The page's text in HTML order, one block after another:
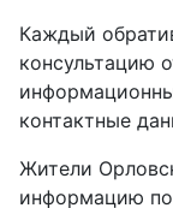
Каждый
консультацию
контактные
Жители
информацию